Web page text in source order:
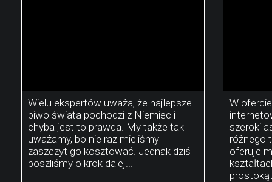
Wielu ekspertów uważa, że najlepsze
piwo świata pochodzi z Niemiec i
chyba jest to prawda. My także tak
uważamy, bo nie raz mieliśmy
zaszczyt go kosztować. Jednak dziś
poszliśmy o krok dalej...
W
szeroki
różnego
oferuje